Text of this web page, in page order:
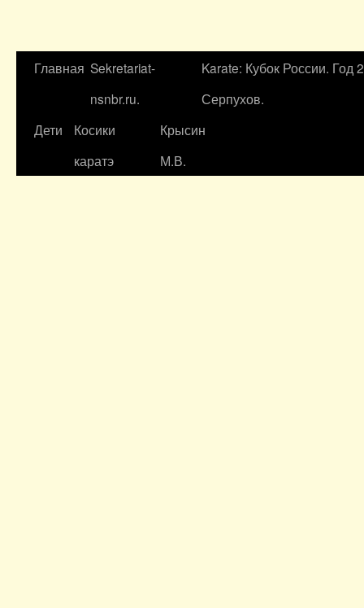
Главная Sekretariat-
nsnbr.ru.
Karate: Кубок России. Год
Серпухов.
Дети
Косики
каратэ
Крысин
М.В.